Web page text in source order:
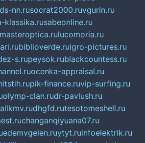
nn.rusocrat2000.ruvgurin.ru
klassika.rusabeonline.ru
masteroptica.rulucomoria.ru
biblioverde.ruigro-pictures.ru
s.rupeysok.rublackcountess.ru
ocenka-appraisal.ru
pik-finance.ruvip-surfing.ru
olymp-clan.rudr-pavlush.ru
allkmv.rudhgfd.rutesotomeshell.ru
changanqiyuana07.ru
edemvgelen.ruytyt.ruinfoelektrik.ru